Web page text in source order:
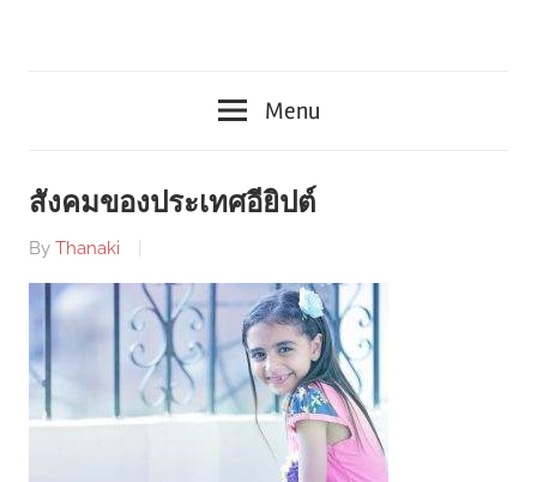
Menu
สังคมของประเทศอียิปต์
By Thanaki